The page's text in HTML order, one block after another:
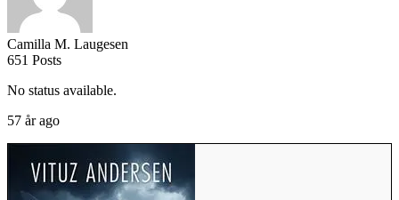
Camilla M. Laugesen
651 Posts
No status available.
57 år ago